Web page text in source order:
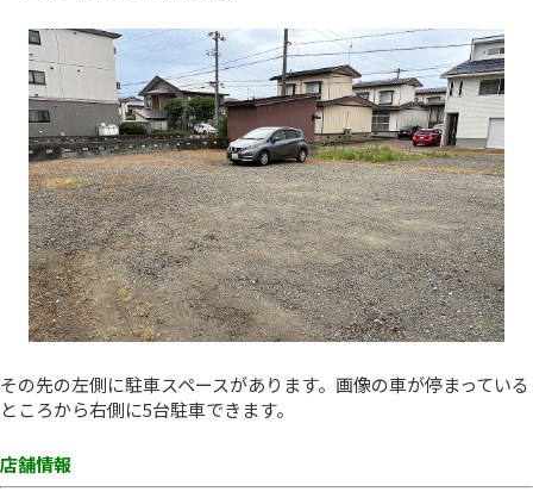
その先の左側に駐車スペースがあります。画像の車が停まっている
ところから右側に5台駐車できます。
店舗情報